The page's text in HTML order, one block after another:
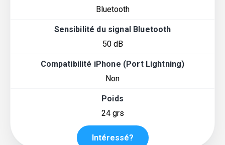
Bluetooth
Sensibilité du signal Bluetooth
50 dB
Compatibilité iPhone (Port Lightning)
Non
Poids
24 grs
Intéressé?